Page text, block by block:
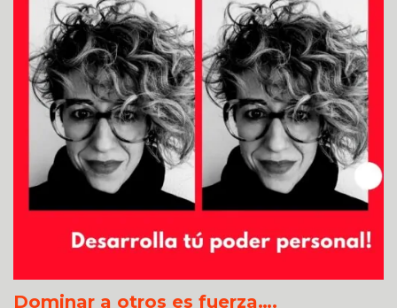
Dominar a otros es fuerza….